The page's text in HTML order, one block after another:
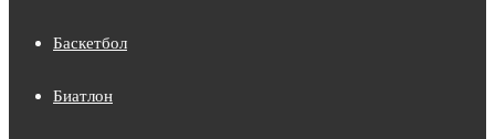
Баскетбол
Биатлон